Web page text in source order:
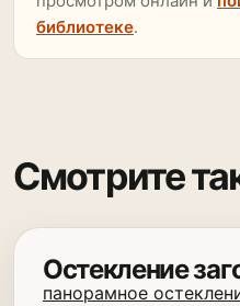
библиотеке.
Смотрите
Остекление
панорамное